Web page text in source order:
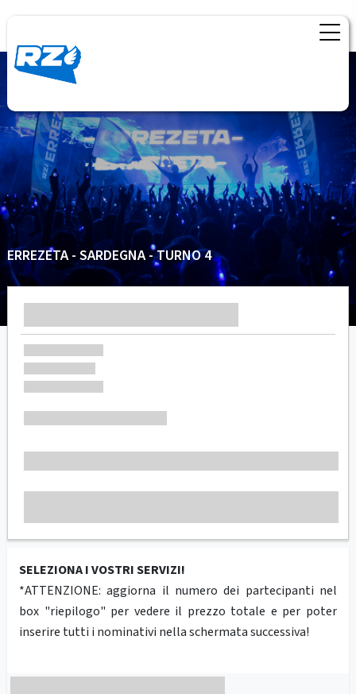
ERREZETA - SARDEGNA - TURNO 4
SELEZIONA I VOSTRI SERVIZI!
*ATTENZIONE: aggiorna il numero dei partecipanti nel
box "riepilogo" per vedere il prezzo totale e per poter
inserire tutti i nominativi nella schermata successiva!